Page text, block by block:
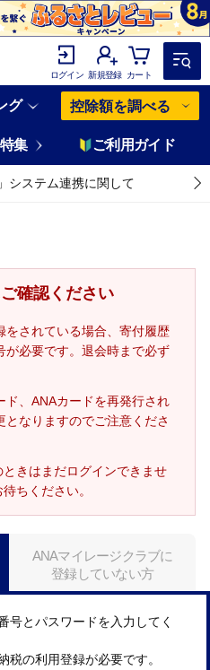
ログイン 新規登録 カート
グ 控除額を調べる
特集 ご利用ガイド
システム連携に関して
確認ください
をされている場合、寄付履歴
が必要です。退会時まで必ず
ド、ANAカードを再発行され
なりますのでご注意くださ
きはまだログインできませ
ちください。
ANAマイレージクラブに
登録していない方
号とパスワードを入力してく
税の利用登録が必要です。